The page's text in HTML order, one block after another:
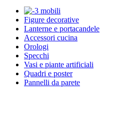
Figure decorative
Lanterne e portacandele
Accessori cucina
Orologi
Specchi
Vasi e piante artificiali
Quadri e poster
Pannelli da parete